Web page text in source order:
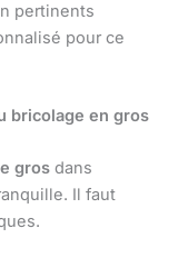
pertinents
pour ce
bricolage en gros
gros dans
Il faut